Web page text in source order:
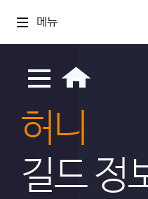
메뉴
허니
길드 정